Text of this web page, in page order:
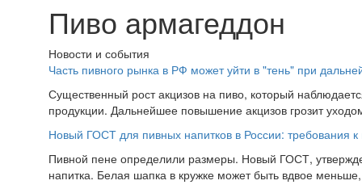
Пиво армагеддон
Новости и события
Часть пивного рынка в РФ может уйти в "тень" при
Существенный рост акцизов на пиво, который
продукции. Дальнейшее повышение акцизов грозит
Новый ГОСТ для пивных напитков в России: требования к
Пивной пене определили размеры. Новый ГОСТ,
напитка. Белая шапка в кружке может быть вдвое